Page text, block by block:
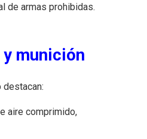
de armas prohibidas.
munición
destacan:
aire comprimido,